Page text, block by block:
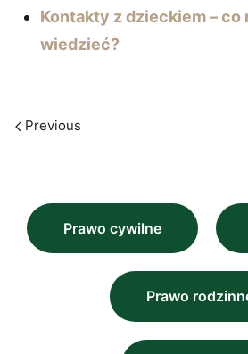
Kontakty z dzieckiem – co
wiedzieć?
Previous
Prawo cywilne
Prawo